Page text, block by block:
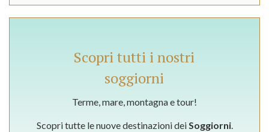
Scopri tutti i nostri
soggiorni
Terme, mare, montagna e tour!
Scopri tutte le nuove destinazioni deiSoggiorni.